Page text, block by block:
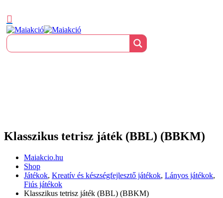
Klasszikus tetrisz játék (BBL) (BBKM)
Maiakcio.hu
Shop
Játékok, Kreatív és készségfejlesztő játékok, Lányos játékok,
Fiús játékok
Klasszikus tetrisz játék (BBL) (BBKM)